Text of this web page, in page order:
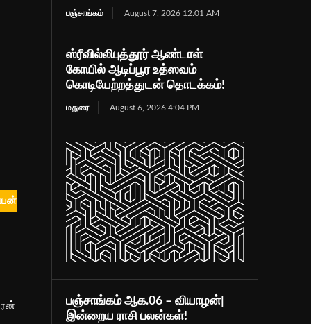
பஞ்சாங்கம் August 7, 2026 12:01 AM
ஸ்ரீவில்லிபுத்தூர் ஆண்டாள்
கோயில் ஆடிப்பூர உத்ஸவம்
கொடியேற்றத்துடன் தொடக்கம்!
மதுரை August 6, 2026 4:04 PM
பஞ்சாங்கம் ஆக.06 – வியாழன்|
இன்றைய ராசி பலன்கள்!